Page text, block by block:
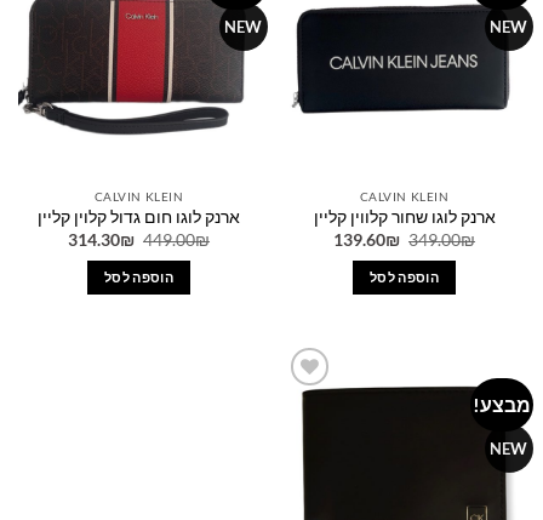
NEW
CALVIN KLEIN
ארנק לוגו שחור קלווין קליין
349.00₪
המחיר
היה:
349.00₪.
139.60₪
הוספה לסל
NEW
CALVIN KLEIN
ארנק לוגו חום גדול קלוין קליין
449.00₪
המחיר
היה:
449.00₪.
314.30₪
המחיר
הוספה לסל
מבצע!
NEW